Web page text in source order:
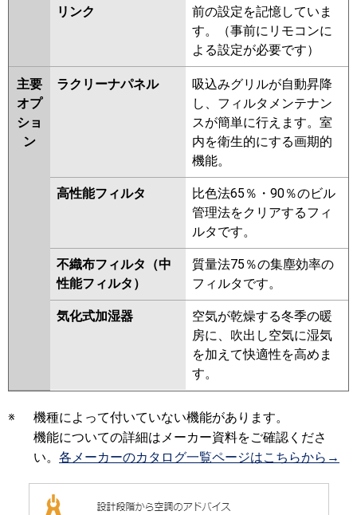
リンク
前の設定を記憶していま
す。（事前にリモコンに
よる設定が必要です）
主要
オプ
ショ
ン
ラクリーナパネル
吸込みグリルが自動昇降
し、フィルタメンテナン
スが簡単に行えます。室
内を衛生的にする画期的
機能。
高性能フィルタ
比色法65％・90％のビル
管理法をクリアするフィ
ルタです。
不織布フィルタ（中
性能フィルタ）
質量法75％の集塵効率の
フィルタです。
気化式加湿器
空気が乾燥する冬季の暖
房に、吹出し空気に湿気
を加えて快適性を高めま
す。
※
機種によって付いていない機能があります。
機能についての詳細はメーカー資料をご確認くださ
い。 各メーカーのカタログ一覧ページはこちらから→